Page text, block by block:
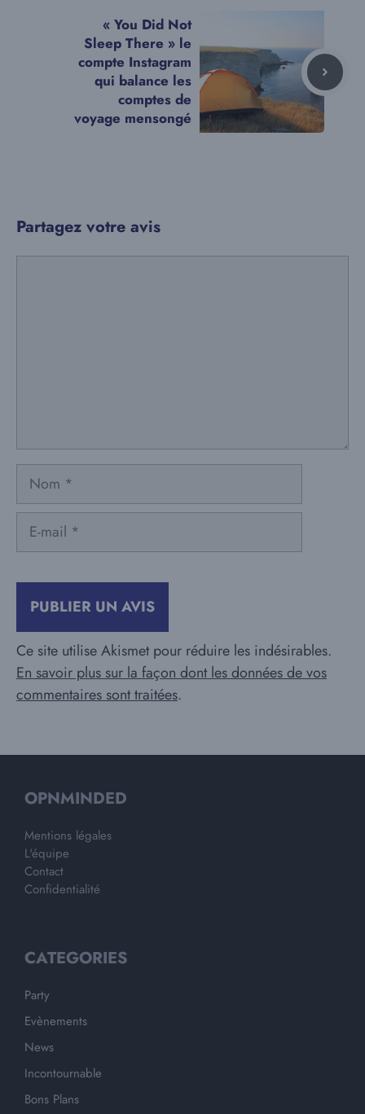
« You Did Not
Sleep There » le
compte Instagram
qui balance les
comptes de
voyage mensongé
Partagez votre avis
Nom
Ce site utilise Akismet pour réduire les indésirables.
En savoir plus sur la façon dont les données de vos
commentaires sont traitées.
OPNMINDED
Mentions légales
L'équipe
Contact
Confidentialité
CATEGORIES
Party
Evènements
News
Incontournable
Bons Plans